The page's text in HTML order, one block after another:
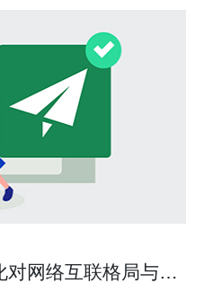
网络互联格局与带